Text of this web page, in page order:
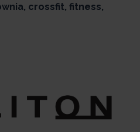
crossfit, fitness,